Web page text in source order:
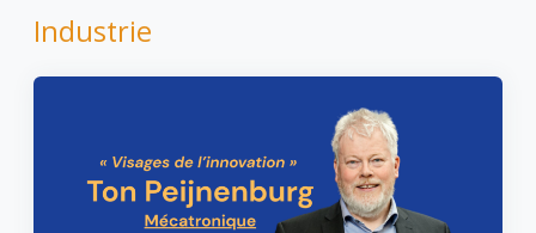
Industrie